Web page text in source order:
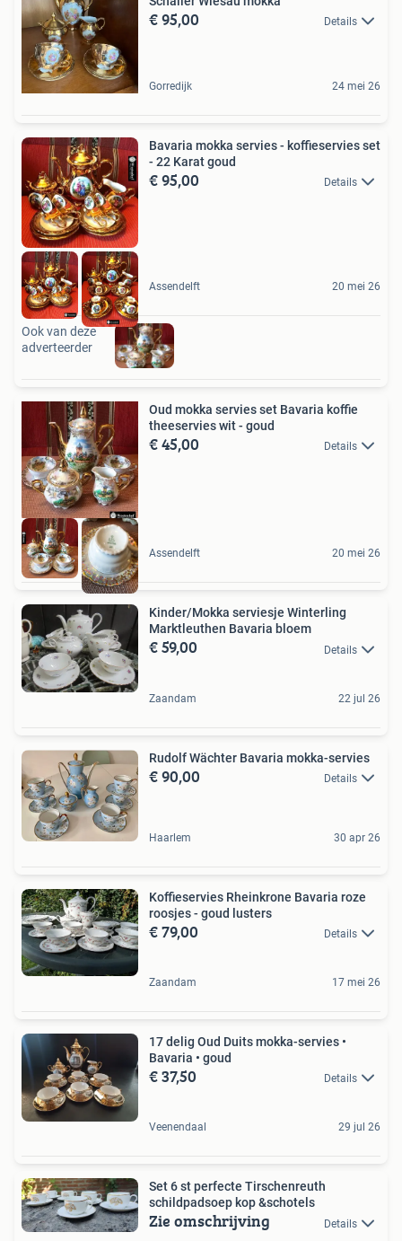
€ 95,00 Details
Gorredijk 24 mei 26
Bavaria mokka servies - koffieservies set
- 22 Karat goud
€ 95,00 Details
Assendelft 20 mei 26
Ook van deze
adverteerder
Oud mokka servies set Bavaria koffie
theeservies wit - goud
€ 45,00 Details
Assendelft 20 mei 26
Kinder/Mokka serviesje Winterling
Marktleuthen Bavaria bloem
€ 59,00 Details
Zaandam 22 jul 26
Rudolf Wächter Bavaria mokka-servies
€ 90,00 Details
Haarlem 30 apr 26
Koffieservies Rheinkrone Bavaria roze
roosjes - goud lusters
€ 79,00 Details
Zaandam 17 mei 26
17 delig Oud Duits mokka-servies •
Bavaria • goud
€ 37,50 Details
Veenendaal 29 jul 26
Set 6 st perfecte Tirschenreuth
schildpadsoep kop &schotels
Zie omschrijving Details